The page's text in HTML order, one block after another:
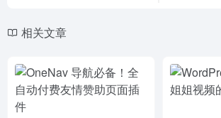
相关文章